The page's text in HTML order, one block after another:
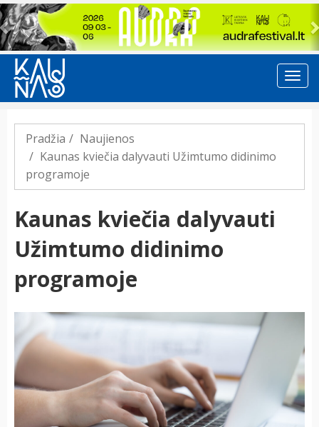
Previous
Pradžia
Naujienos
Kaunas kviečia dalyvauti Užimtumo didinimo
programoje
Kaunas kviečia dalyvauti
Užimtumo didinimo
programoje